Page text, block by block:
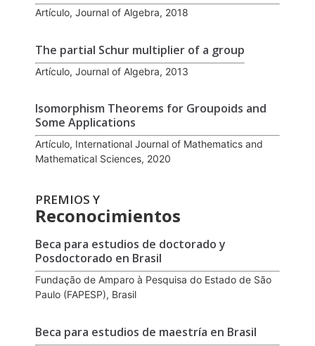
Artículo, Journal of Algebra, 2018
The partial Schur multiplier of a group
Artículo, Journal of Algebra, 2013
Isomorphism Theorems for Groupoids and
Some Applications
Artículo, International Journal of Mathematics and
Mathematical Sciences, 2020
PREMIOS Y
Reconocimientos
Beca para estudios de doctorado y
Posdoctorado en Brasil
Fundação de Amparo à Pesquisa do Estado de São
Paulo (FAPESP), Brasil
Beca para estudios de maestría en Brasil